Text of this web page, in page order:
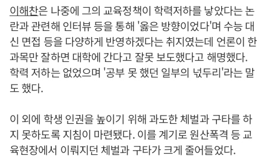
이해찬은 나중에 그의 교육정책이 학력저하를 낳았다는 논
란과 관련해 인터뷰 등을 통해 '옳은 방향이었다'며 수능 대
신 면접 등을 다양하게 반영하겠다는 취지였는데 언론이 한
과목만 잘하면 대학에 간다고 잘못 보도했다고 해명했다.
학력 저하는 없었으며 '공부 못 했던 일부의 넋두리'라는 말
도 했다.
이 외에 학생 인권을 높이기 위해 과도한 체벌과 구타를 하
지 못하도록 지침이 마련됐다. 이를 계기로 원산폭격 등 교
육현장에서 이뤄지던 체벌과 구타가 크게 줄어들었다.